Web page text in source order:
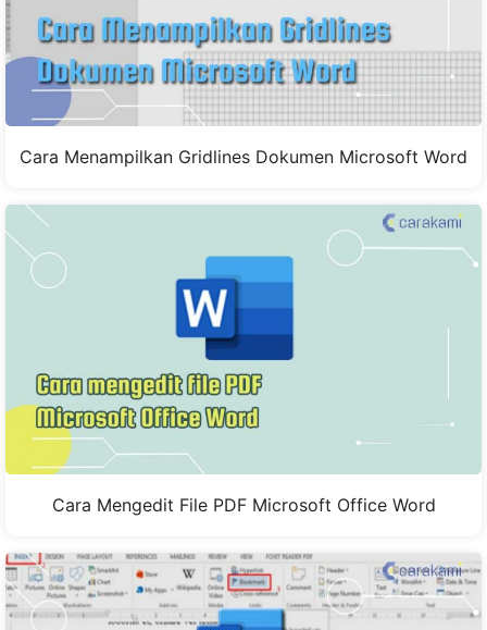
Cara Menampilkan Gridlines Dokumen Microsoft Word
Cara Mengedit File PDF Microsoft Office Word